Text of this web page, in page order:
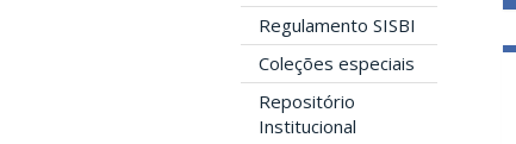
Regulamento SISBI
Coleções especiais
Repositório
Institucional